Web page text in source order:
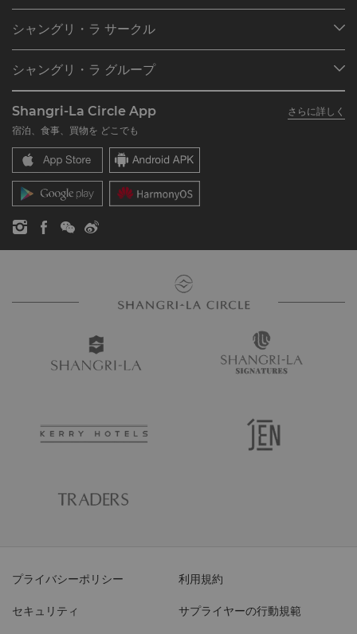
ご予約の検索
レストラン＆バー
シャングリ・ラ サークル
シャングリ・ラ サークルに入会
よくあるお問合せや質問
SLCに関するお問い合わせ
シャングリ・ラ グループ
シャングリ・ラ ブランド
シャングリ・ラ センター
レジデンス
お問い合わせ
採用情報
企業の社会的責任
ニュース
Shangri-La Circle App
さらに詳しく
宿泊、食事、買物を どこでも
プライバシーポリシー 利用規約
セキュリティ サプライヤーの行動規範